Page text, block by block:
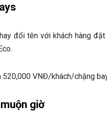
đổi tên với khách hàng
520,000 VNĐ/khách/chặng
giờ